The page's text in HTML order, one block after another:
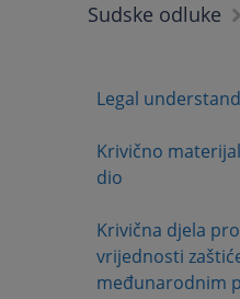
Sudske odluke
Legal
Krivično
dio
Krivična djela
vrijednosti
međunarodnim